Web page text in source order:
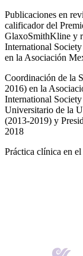
Publicaciones en
calificador del
GlaxoSmithKline y
International
en la Asociación
Coordinación de la
2016) en la
International
Universitario de la
(2013-2019) y
2018
Práctica clínica en